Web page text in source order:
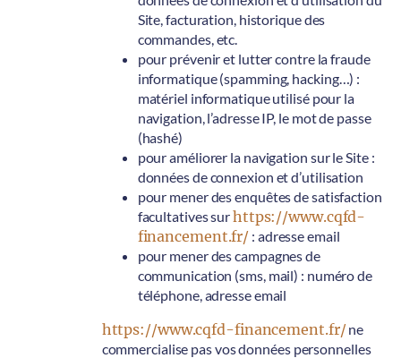
Site, facturation, historique des
commandes, etc.
pour prévenir et lutter contre la fraude
informatique (spamming, hacking…) :
matériel informatique utilisé pour la
navigation, l’adresse IP, le mot de passe
(hashé)
pour améliorer la navigation sur le Site :
données de connexion et d’utilisation
pour mener des enquêtes de satisfaction
facultatives surhttps://www.cqfd-
financement.fr/ : adresse email
pour mener des campagnes de
communication (sms, mail) : numéro de
téléphone, adresse email
https://www.cqfd-financement.fr/ne
commercialise pas vos données personnelles